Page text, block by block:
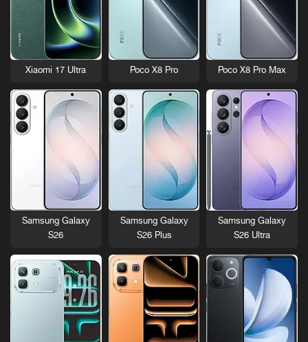
Poco X8 Pro Max
Poco X8 Pro
Xiaomi 17 Ultra
Samsung Galaxy
S26 Ultra
Samsung Galaxy
S26 Plus
Samsung Galaxy
S26